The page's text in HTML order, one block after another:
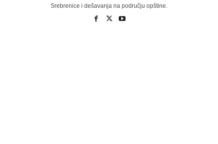
Srebrenice i dešavanja na području opštine.